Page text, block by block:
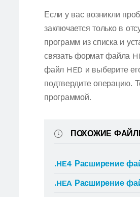
Если у вас возникли
заключается только в
программ из списка и
связать формат файла
файл HED и выберите
подтвердите операцию.
программой.
ПОХОЖИЕ
.HE4 Расширение
.HEA Расширение